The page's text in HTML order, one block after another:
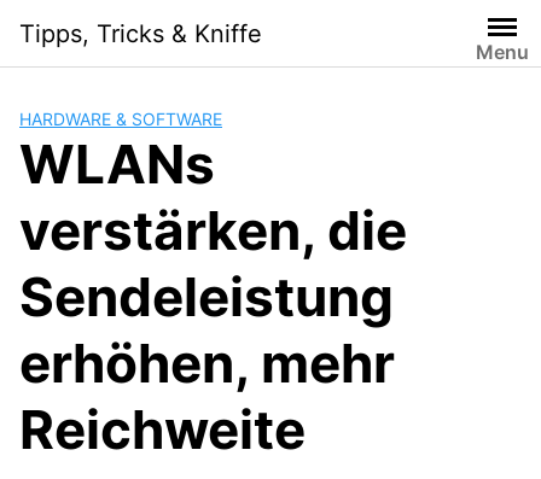
content
Tipps, Tricks & Kniffe
Menu
HARDWARE & SOFTWARE
WLANs
verstärken, die
Sendeleistung
erhöhen, mehr
Reichweite